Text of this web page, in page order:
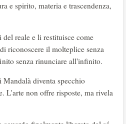
e spirito, materia e trascendenza,
reale e li restituisce come
riconoscere il molteplice senza
senza rinunciare all'infinito.
diventa specchio
L'arte non offre risposte, ma rivela